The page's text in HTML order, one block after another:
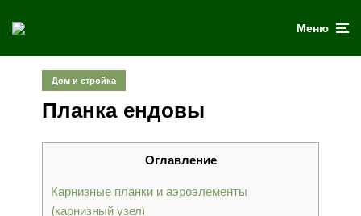
Меню
Дом и стройка
Планка ендовы
Оглавление
Карнизные планки и аэроэлементы
(карнизный узел)